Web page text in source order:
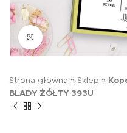
Kliknij aby
Strona główna » Sklep »
BLADY ŻÓŁTY 393U